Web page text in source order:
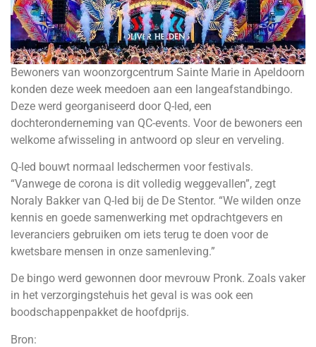
Bewoners van woonzorgcentrum Sainte Marie in Apeldoorn
konden deze week meedoen aan een langeafstandbingo.
Deze werd georganiseerd door Q-led, een
dochteronderneming van QC-events. Voor de bewoners een
welkome afwisseling in antwoord op sleur en verveling.
Q-led bouwt normaal ledschermen voor festivals.
“Vanwege de corona is dit volledig weggevallen”, zegt
Noraly Bakker van Q-led bij de De Stentor. “We wilden onze
kennis en goede samenwerking met opdrachtgevers en
leveranciers gebruiken om iets terug te doen voor de
kwetsbare mensen in onze samenleving.”
De bingo werd gewonnen door mevrouw Pronk. Zoals vaker
in het verzorgingstehuis het geval is was ook een
boodschappenpakket de hoofdprijs.
Bron: